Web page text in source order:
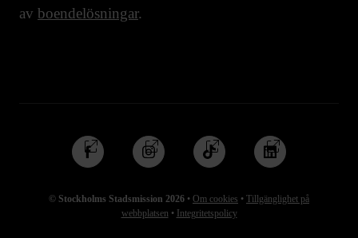
av boendelösningar.
© Stockholms Stadsmission 2026 • Om cookies • Tillgänglighet på
webbplatsen • Integritetspolicy
Följ
oss
Facebook
Följ
oss
Instagram
Följ
oss
TikTok
Följ
oss
Linkedin